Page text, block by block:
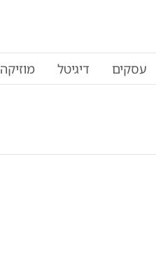
עסקים דיגיטל מוזיקה